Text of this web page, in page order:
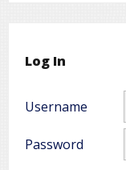
Log In
Username
Password